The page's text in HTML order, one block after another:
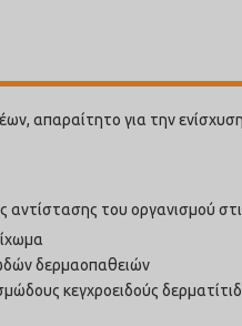
απαραίτητο για την
αντίστασης του οργανισμού
δερμαοπαθειών
κεγχροειδούς